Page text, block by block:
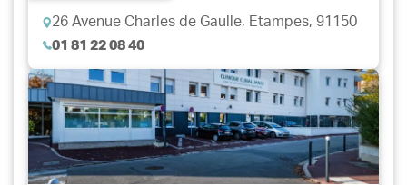
26 Avenue Charles de Gaulle, Etampes, 91150
01 81 22 08 40